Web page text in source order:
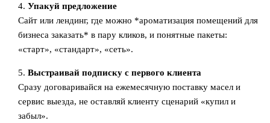
4.Упакуй предложение
Сайт или лендинг, где можно *ароматизация помещений для
бизнеса заказать* в пару кликов, и понятные пакеты:
«старт», «стандарт», «сеть».
5.Выстраивай подписку с первого клиента
Сразу договаривайся на ежемесячную поставку масел и
сервис выезда, не оставляй клиенту сценарий «купил и
забыл».